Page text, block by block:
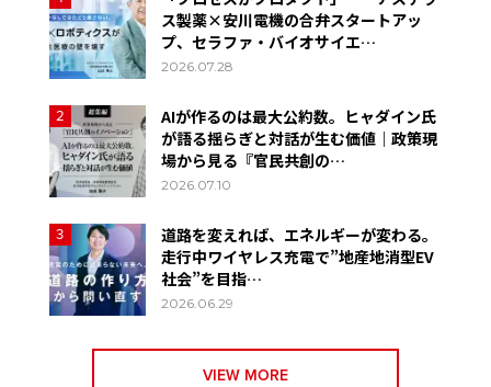
ス製薬×安川電機の合弁スタートアッ
プ、セラファ・バイオサイエ…
2026.07.28
2
AIが作るのは最大公約数。ヒャダイン氏
が語る揺らぎと対話が生む価値｜政策現
場から見る『官民共創の…
2026.07.10
3
道路を変えれば、エネルギーが変わる。
走行中ワイヤレス充電で”地産地消型EV
社会”を目指…
2026.06.29
VIEW MORE